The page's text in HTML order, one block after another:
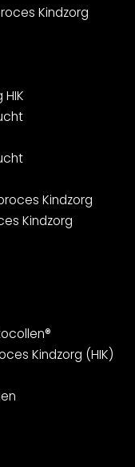
Kindzorg
Kindzorg
Kindzorg
Kindzorg (HIK)